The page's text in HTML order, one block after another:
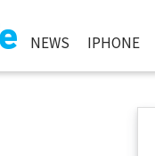
NEWS IPHONE